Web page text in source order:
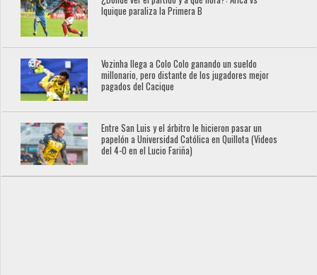
Iquique paraliza la Primera B
Vozinha llega a Colo Colo ganando un sueldo
millonario, pero distante de los jugadores mejor
pagados del Cacique
Entre San Luis y el árbitro le hicieron pasar un
papelón a Universidad Católica en Quillota (Videos
del 4-0 en el Lucio Fariña)